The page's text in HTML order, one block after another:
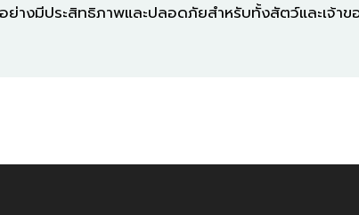
ย่างมีประสิทธิภาพและปลอดภัยสำหรับทั้งสัตว์และเจ้าข